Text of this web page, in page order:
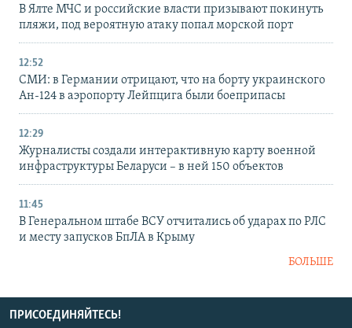
В Ялте МЧС и российские власти призывают покинуть
пляжи, под вероятную атаку попал морской порт
12:52
СМИ: в Германии отрицают, что на борту украинского
Ан-124 в аэропорту Лейпцига были боеприпасы
12:29
Журналисты создали интерактивную карту военной
инфраструктуры Беларуси – в ней 150 объектов
11:45
В Генеральном штабе ВСУ отчитались об ударах по РЛС
и месту запусков БпЛА в Крыму
БОЛЬШЕ
ПРИСОЕДИНЯЙТЕСЬ!